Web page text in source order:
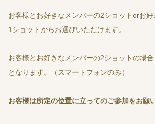
お客様とお好きなメンバーの2ショットorお
1ショットからお選びいただけます。
お客様とお好きなメンバーの2ショットの場
となります。（スマートフォンのみ）
お客様は所定の位置に立ってのご参加をお願